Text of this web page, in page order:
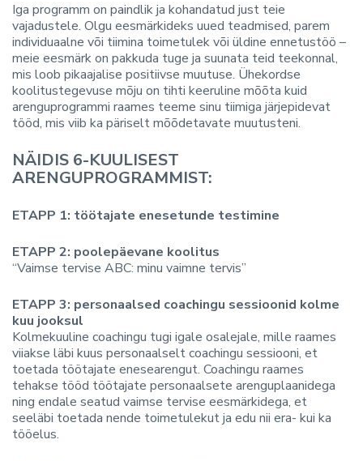
Iga programm on paindlik ja kohandatud just teie
vajadustele. Olgu eesmärkideks uued teadmised, parem
individuaalne või tiimina toimetulek või üldine ennetustöö –
meie eesmärk on pakkuda tuge ja suunata teid teekonnal,
mis loob pikaajalise positiivse muutuse. Ühekordse
koolitustegevuse mõju on tihti keeruline mõõta kuid
arenguprogrammi raames teeme sinu tiimiga järjepidevat
tööd, mis viib ka päriselt mõõdetavate muutusteni.
NÄIDIS 6-KUULISEST
ARENGUPROGRAMMIST:
ETAPP 1: töötajate enesetunde testimine
ETAPP 2: poolepäevane koolitus
“Vaimse tervise ABC: minu vaimne tervis”
ETAPP 3: personaalsed coachingu sessioonid kolme
kuu jooksul
Kolmekuuline coachingu tugi igale osalejale, mille raames
viiakse läbi kuus personaalselt coachingu sessiooni, et
toetada töötajate enesearengut. Coachingu raames
tehakse tööd töötajate personaalsete arenguplaanidega
ning endale seatud vaimse tervise eesmärkidega, et
seeläbi toetada nende toimetulekut ja edu nii era- kui ka
tööelus.